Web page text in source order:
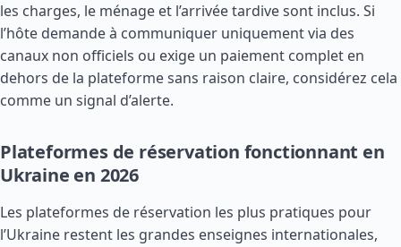
les charges, le ménage et l’arrivée tardive sont inclus. Si
l’hôte demande à communiquer uniquement via des
canaux non officiels ou exige un paiement complet en
dehors de la plateforme sans raison claire, considérez cela
comme un signal d’alerte.
Plateformes de réservation fonctionnant en
Ukraine en 2026
Les plateformes de réservation les plus pratiques pour
l’Ukraine restent les grandes enseignes internationales,